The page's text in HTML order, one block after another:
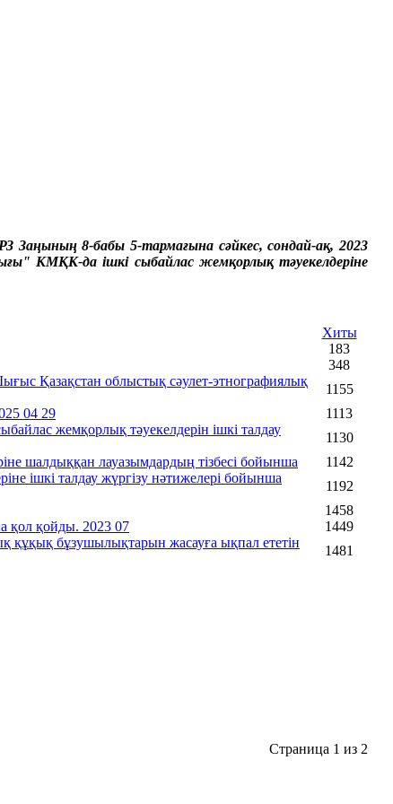
8-бабы 5-тармағына сәйкес, сондай-ақ, 2023
КМҚК-да ішкі сыбайлас жемқорлық тәуекелдеріне
Хиты
183
348
Қазақстан облыстық сәулет-этнографиялық
1155
04 29
1113
жемқорлық тәуекелдерін ішкі талдау
1130
шалдыққан лауазымдардың тізбесі бойынша
1142
ішкі талдау жүргізу нәтижелері бойынша
1192
1458
қол қойды. 2023 07
1449
құқық бұзушылықтарын жасауға ықпал ететін
1481
Страница 1 из 2